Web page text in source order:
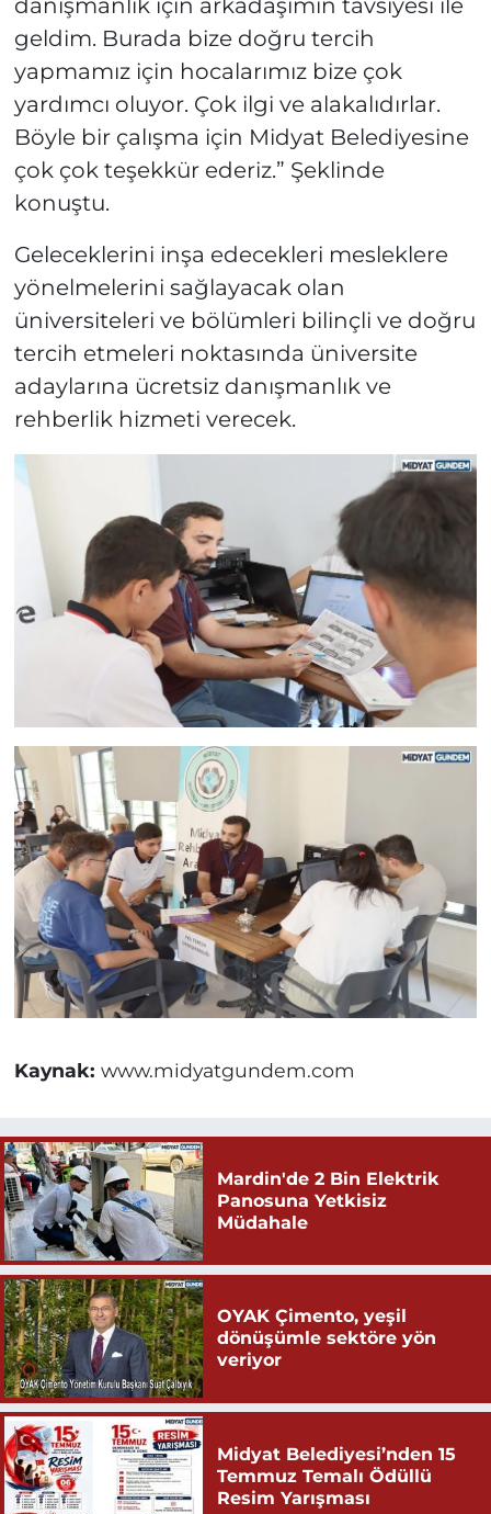
danışmanlık için arkadaşımın tavsiyesi ile
geldim. Burada bize doğru tercih
yapmamız için hocalarımız bize çok
yardımcı oluyor. Çok ilgi ve alakalıdırlar.
Böyle bir çalışma için Midyat Belediyesine
çok çok teşekkür ederiz.” Şeklinde
konuştu.
Geleceklerini inşa edecekleri mesleklere
yönelmelerini sağlayacak olan
üniversiteleri ve bölümleri bilinçli ve doğru
tercih etmeleri noktasında üniversite
adaylarına ücretsiz danışmanlık ve
rehberlik hizmeti verecek.
Kaynak: www.midyatgundem.com
Mardin'de 2 Bin Elektrik
Panosuna Yetkisiz
Müdahale
OYAK Çimento, yeşil
dönüşümle sektöre yön
veriyor
Midyat Belediyesi’nden 15
Temmuz Temalı Ödüllü
Resim Yarışması